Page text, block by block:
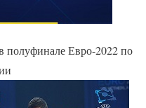
полуфинале Евро-2022 по